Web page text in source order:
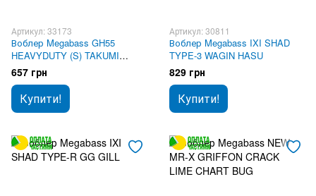
Артикул: 33173
Воблер Megabass GH55
HEAVYDUTY (S) TAKUMI
SETSUKI AYU
657 грн
Купити!
Артикул: 30811
Воблер Megabass IXI SHAD
TYPE-3 WAGIN HASU
829 грн
Купити!